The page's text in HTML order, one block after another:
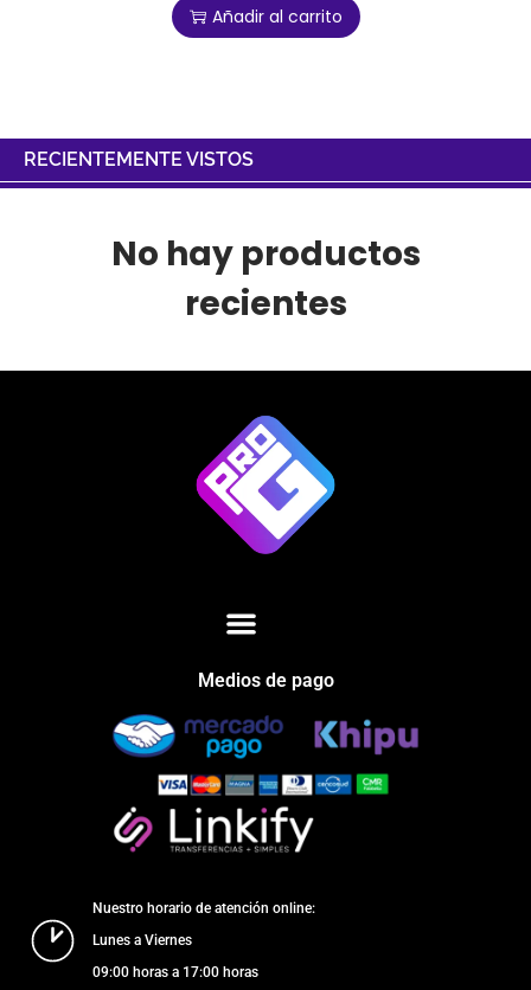
Añadir al carrito
RECIENTEMENTE VISTOS
No hay productos
recientes
Medios de pago
Nuestro horario de atención online:
Lunes a Viernes
09:00 horas a 17:00 horas